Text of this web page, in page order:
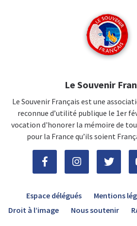
Le Souvenir
Le Souvenir Français est une
reconnue d’utilité publique le 1er
vocation d'honorer la mémoire de
pour la France qu’ils soient
Espace délégués Mentions
Droit à l’image
Nous soutenir